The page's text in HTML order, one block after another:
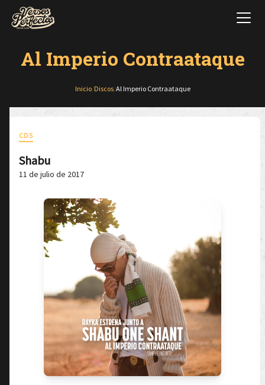
Al Imperio Contraataque
Inicio/ Discos/ Al Imperio Contraataque
CDS
Shabu
11 de julio de 2017